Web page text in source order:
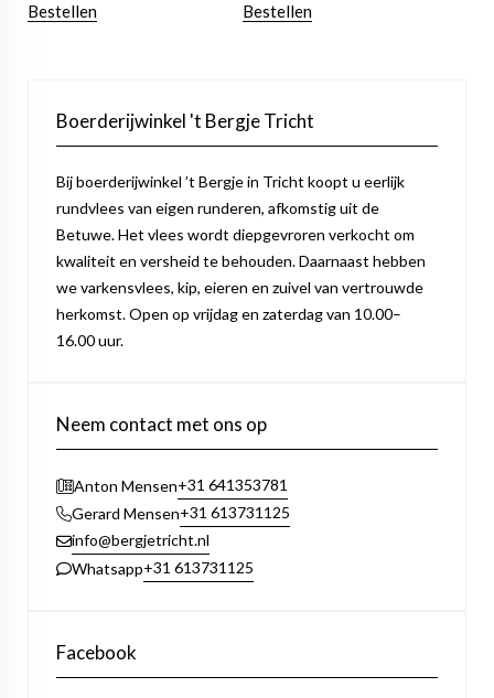
Bestellen
Bestellen
Boerderijwinkel 't Bergje Tricht
Bij boerderijwinkel ’t Bergje in Tricht koopt u eerlijk
rundvlees van eigen runderen, afkomstig uit de
Betuwe. Het vlees wordt diepgevroren verkocht om
kwaliteit en versheid te behouden. Daarnaast hebben
we varkensvlees, kip, eieren en zuivel van vertrouwde
herkomst. Open op vrijdag en zaterdag van 10.00–
16.00 uur.
Neem contact met ons op
Anton Mensen+31 641353781
Gerard Mensen+31 613731125
info@bergjetricht.nl
Whatsapp+31 613731125
Facebook